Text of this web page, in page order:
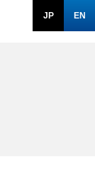
JP EN